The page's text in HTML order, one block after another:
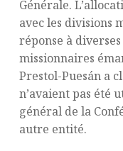
Générale.
avec les divisions
réponse à
missionnaires
Prestol-Puesán a
n’avaient pas été
général de la
autre entité.